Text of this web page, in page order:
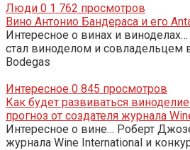
Люди 0 1 762 просмотров
Вино Антонио Бандераса и его
Интересное о винах и
стал виноделом и совладельцем
Bodegas
Интересное 0 845 просмотров
Как будет развиваться
прогноз от создателя журнала
Интересное о вине… Роберт
журнала Wine International и